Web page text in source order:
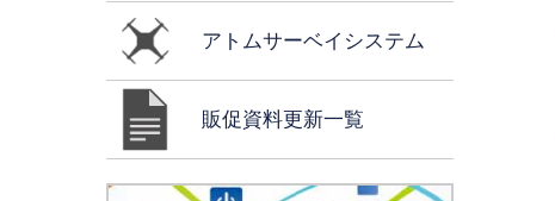
アトムサーベイシステム
販促資料更新一覧